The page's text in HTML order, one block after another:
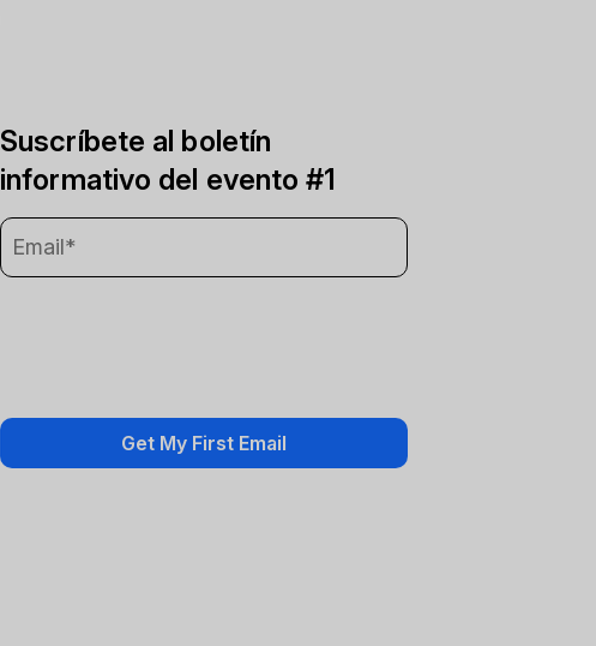
Suscríbete al boletín
informativo del evento #1